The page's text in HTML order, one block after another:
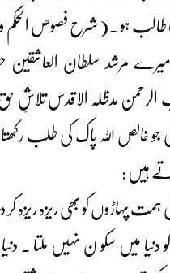
طالب ہو ۔( شرح فصوص الحکم
مرشد سلطان العاشقین
الرحمن مدظلہ الاقدس تلاشِ
جو خالص اللہ پاک کی طلب
ہیں :
پہاڑوں کو بھی ریزہ ریزہ کر
دنیا میں سکو ن نہیں ملتا ۔